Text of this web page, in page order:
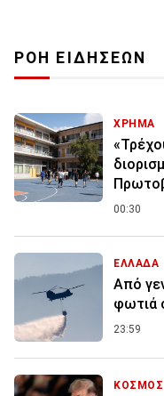
ΡΟΗ ΕΙΔΗΣΕΩΝ
ΧΡΗΜΑ
00:30
ΕΛΛΑΔΑ
Από
φωτιά
23:59
ΚΟΣΜΟΣ